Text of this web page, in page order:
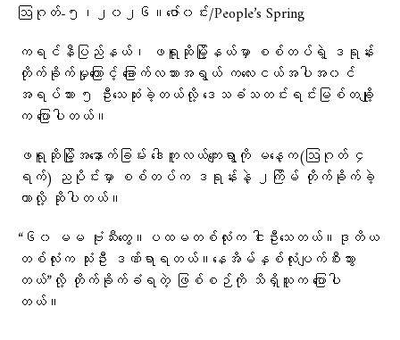
ဩဂုတ်-၅၊၂၀၂၆။ဇော်၀င်း/People’s Spring
ကရင်နီပြည်နယ်၊ ဖရူဆိုမြို့နယ်မှာ စစ်တပ်ရဲ့ ဒရုန်း
တိုက်ခိုက်မှုကြောင့် ခြောက်လသားအရွယ် ကလေးငယ်အပါအ၀င်
အရပ်သား ၅ ဦးသေဆုံးခဲ့တယ်လို့ ဒေသခံသတင်းရင်းမြစ်‌တချို့
က ပြောပါတယ်။
ဖရူဆိုမြို့အနောက်ခြမ်း ဒေါကူလယ်ကျေးရွာကို မနေ့က(ဩဂုတ် ၄
ရက်) ညပိုင်းမှာ စစ်တပ်က ဒရုန်းနဲ့ ၂ကြိမ် တိုက်ခိုက်ခဲ့
တာလို့ ဆိုပါတယ်။
“၆၀ မမ ဗုံးသီးတွေ။ပထမတစ်လုံးက ငါးဦးသေတယ်။ဒုတိယ
တစ်လုံးက သုံးဦး ဒဏ်ရာရတယ်။နေအိမ်နှစ်လုံးပျက်စီးသွား
တယ်”လို့ တိုက်ခိုက်ခံရတဲ့ ဖြစ်စဉ်ကို သိရှိသူက ပြောပါ
တယ်။